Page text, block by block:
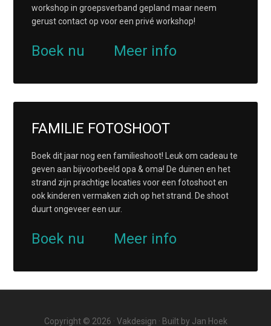
workshop in groepsverband gepland maar neem
gerust contact op voor een privé workshop!
Boek nu Meer info
FAMILIE FOTOSHOOT
Boek dit jaar nog een familieshoot! Leuk om cadeau te
geven aan bijvoorbeeld opa & oma! De duinen en het
strand zijn prachtige locaties voor een fotoshoot en
ook kinderen vermaken zich op het strand. De shoot
duurt ongeveer een uur.
Boek nu Meer info
Copyright © 2026 · Vakdesign · Built by Jan Hoek